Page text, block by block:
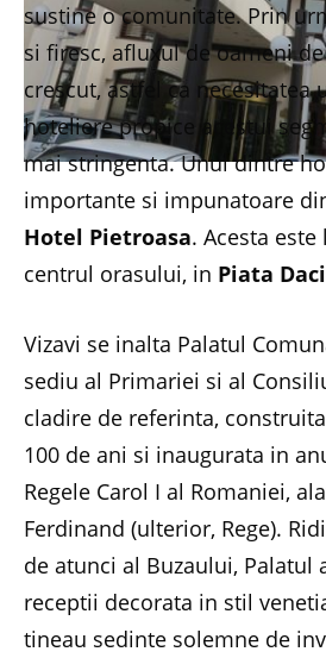
sustine o comunitate. Prin
si firesc, afluxul de oameni
crescut, astfel ca necesitatea
hoteliere propice acestui
mai stringenta. Unul dintre
importante si impunatoare
Hotel Pietroasa. Acesta
centrul orasului, in Piata
Vizavi se inalta Palatul
sediu al Primariei si al
cladire de referinta,
100 de ani si inaugurata in
Regele Carol I al Romaniei,
Ferdinand (ulterior, Rege).
de atunci al Buzaului, Palatul
receptii decorata in stil
tineau sedinte solemne de